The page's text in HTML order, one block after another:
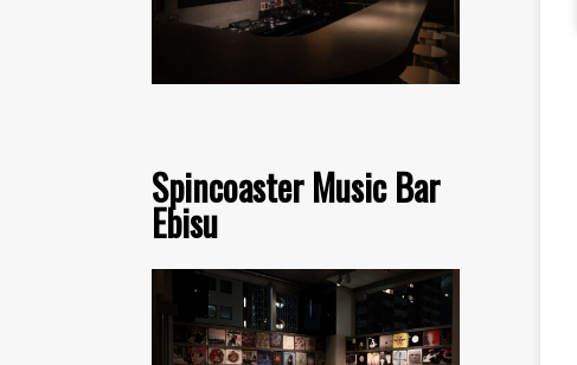
Spincoaster Music Bar
Ebisu